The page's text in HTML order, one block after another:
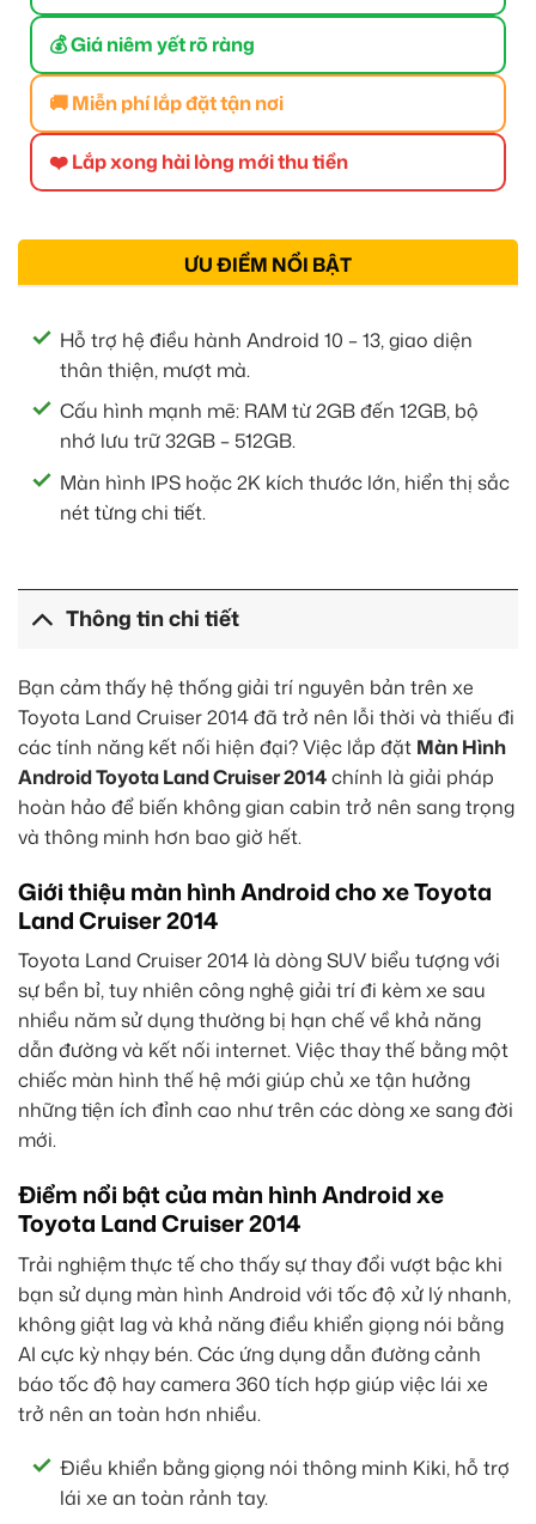
💰 Giá niêm yết rõ ràng
🚚 Miễn phí lắp đặt tận nơi
❤️ Lắp xong hài lòng mới thu tiền
ƯU ĐIỂM NỔI BẬT
Hỗ trợ hệ điều hành Android 10 – 13, giao diện
thân thiện, mượt mà.
Cấu hình mạnh mẽ: RAM từ 2GB đến 12GB, bộ
nhớ lưu trữ 32GB – 512GB.
Màn hình IPS hoặc 2K kích thước lớn, hiển thị sắc
nét từng chi tiết.
Thông tin chi tiết
Bạn cảm thấy hệ thống giải trí nguyên bản trên xe
Toyota Land Cruiser 2014 đã trở nên lỗi thời và thiếu đi
các tính năng kết nối hiện đại? Việc lắp đặt Màn Hình
Android Toyota Land Cruiser 2014chính là giải pháp
hoàn hảo để biến không gian cabin trở nên sang trọng
và thông minh hơn bao giờ hết.
Giới thiệu màn hình Android cho xe Toyota
Land Cruiser 2014
Toyota Land Cruiser 2014 là dòng SUV biểu tượng với
sự bền bỉ, tuy nhiên công nghệ giải trí đi kèm xe sau
nhiều năm sử dụng thường bị hạn chế về khả năng
dẫn đường và kết nối internet. Việc thay thế bằng một
chiếc màn hình thế hệ mới giúp chủ xe tận hưởng
những tiện ích đỉnh cao như trên các dòng xe sang đời
mới.
Điểm nổi bật của màn hình Android xe
Toyota Land Cruiser 2014
Trải nghiệm thực tế cho thấy sự thay đổi vượt bậc khi
bạn sử dụng màn hình Android với tốc độ xử lý nhanh,
không giật lag và khả năng điều khiển giọng nói bằng
AI cực kỳ nhạy bén. Các ứng dụng dẫn đường cảnh
báo tốc độ hay camera 360 tích hợp giúp việc lái xe
trở nên an toàn hơn nhiều.
Điều khiển bằng giọng nói thông minh Kiki, hỗ trợ
lái xe an toàn rảnh tay.